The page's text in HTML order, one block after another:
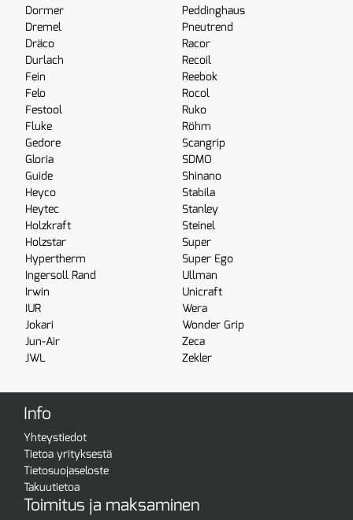
Dormer
Dremel
Dräco
Durlach
Fein
Felo
Festool
Fluke
Gedore
Gloria
Guide
Heyco
Heytec
Holzkraft
Holzstar
Hypertherm
Ingersoll Rand
Irwin
IUR
Jokari
Jun-Air
JWL
Peddinghaus
Pneutrend
Racor
Recoil
Reebok
Rocol
Ruko
Röhm
Scangrip
SDMO
Shinano
Stabila
Stanley
Steinel
Super
Super Ego
Ullman
Unicraft
Wera
Wonder Grip
Zeca
Zekler
Info
Yhteystiedot
Tietoa yrityksestä
Tietosuojaseloste
Takuutietoa
Toimitus ja maksaminen